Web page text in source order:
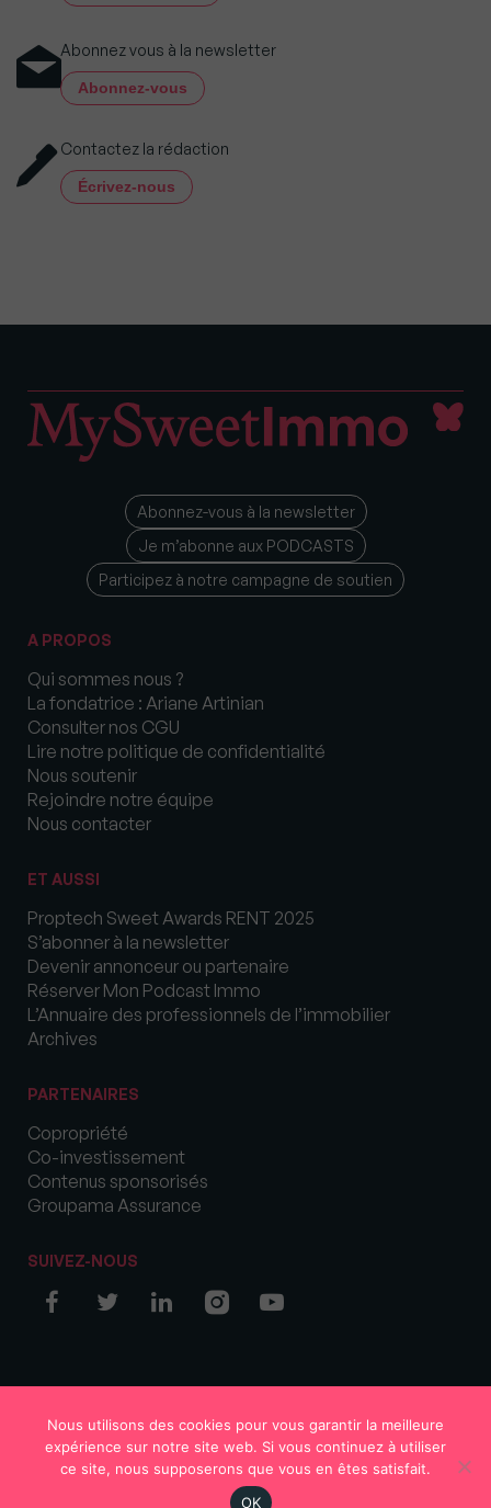
Abonnez vous à la newsletter
Abonnez-vous
Contactez la rédaction
Écrivez-nous
Abonnez-vous à la newsletter
Je m’abonne aux PODCASTS
Participez à notre campagne de soutien
A PROPOS
Qui sommes nous ?
La fondatrice : Ariane Artinian
Consulter nos CGU
Lire notre politique de confidentialité
Nous soutenir
Rejoindre notre équipe
Nous contacter
ET AUSSI
Proptech Sweet Awards RENT 2025
S’abonner à la newsletter
Devenir annonceur ou partenaire
Réserver Mon Podcast Immo
L’Annuaire des professionnels de l’immobilier
Archives
PARTENAIRES
Copropriété
Co-investissement
Contenus sponsorisés
Groupama Assurance
SUIVEZ-NOUS
Nous utilisons des cookies pour vous garantir la meilleure
expérience sur notre site web. Si vous continuez à utiliser
ce site, nous supposerons que vous en êtes satisfait.
OK